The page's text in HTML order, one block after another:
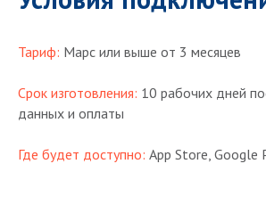
Тариф: Марс или выше от 3 месяцев
Срок изготовления: 10 рабочих дней
данных и оплаты
Где будет доступно: App Store, Google